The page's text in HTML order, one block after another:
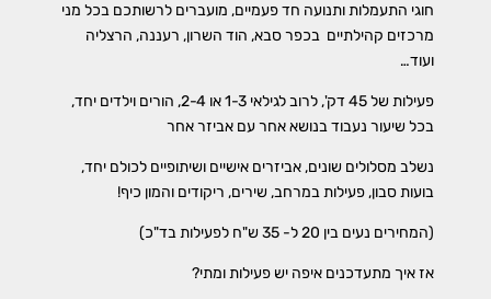
חוגי התעמלות ותנועה חד פעמיים, מועברים לרשותכם בכל מני
מרכזים קהילתיים בכפר סבא, הוד השרון, רעננה, הרצליה
ועוד…
פעילות של 45 דק', לרוב לגילאי 1-3 או 2-4, הורים וילדים יחד,
בכל שיעור נעבוד בנושא אחר עם אביזר אחר
נשלב מסלולים שונים, אביזרים אישיים ושיתופיים לכולם יחד,
בועות סבון, פעילות במרחב, שירים, ריקודים והמון כיף!
(המחירים נעים בין 20 ל- 35 ש"ח לפעילות בד"כ)
אז איך מתעדכנים איפה יש פעילות ומתי?